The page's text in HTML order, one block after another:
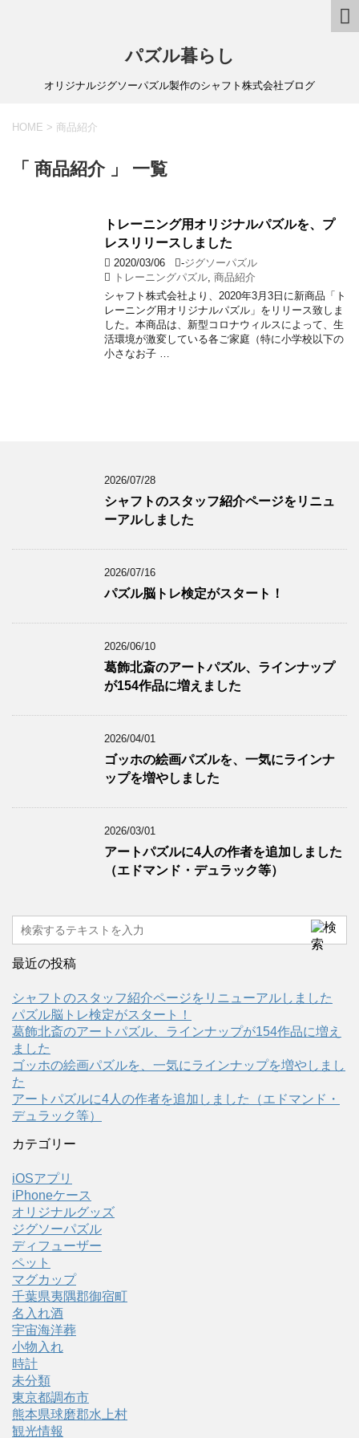
パズル暮らし
オリジナルジグソーパズル製作のシャフト株式会社ブログ
HOME > 商品紹介
「 商品紹介 」 一覧
トレーニング用オリジナルパズルを、プ
レスリリースしました
2020/03/06 -ジグソーパズル
トレーニングパズル 商品紹介
シャフト株式会社より、2020年3月3日に新商品「ト
レーニング用オリジナルパズル」をリリース致しま
した。本商品は、新型コロナウィルスによって、生
活環境が激変している各ご家庭（特に小学校以下の
小さなお子 …
2026/07/28
シャフトのスタッフ紹介ページをリニュ
ーアルしました
2026/07/16
パズル脳トレ検定がスタート！
2026/06/10
葛飾北斎のアートパズル、ラインナップ
が154作品に増えました
2026/04/01
ゴッホの絵画パズルを、一気にラインナ
ップを増やしました
2026/03/01
アートパズルに4人の作者を追加しました
（エドマンド・デュラック等）
最近の投稿
シャフトのスタッフ紹介ページをリニューアルしました
パズル脳トレ検定がスタート！
葛飾北斎のアートパズル、ラインナップが154作品に増え
ました
ゴッホの絵画パズルを、一気にラインナップを増やしまし
た
アートパズルに4人の作者を追加しました（エドマンド・
デュラック等）
カテゴリー
iOSアプリ
iPhoneケース
オリジナルグッズ
ジグソーパズル
ディフューザー
ペット
マグカップ
千葉県夷隅郡御宿町
名入れ酒
宇宙海洋葬
小物入れ
時計
未分類
東京都調布市
熊本県球磨郡水上村
観光情報